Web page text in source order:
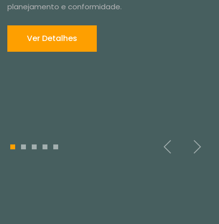
1 2 3 4 5